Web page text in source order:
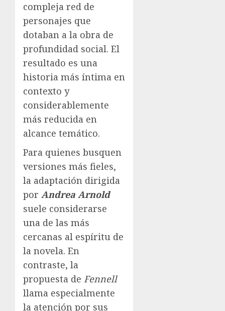
compleja red de
personajes que
dotaban a la obra de
profundidad social. El
resultado es una
historia más íntima en
contexto y
considerablemente
más reducida en
alcance temático.
Para quienes busquen
versiones más fieles,
la adaptación dirigida
por Andrea Arnold
suele considerarse
una de las más
cercanas al espíritu de
la novela. En
contraste, la
propuesta de Fennell
llama especialmente
la atención por sus